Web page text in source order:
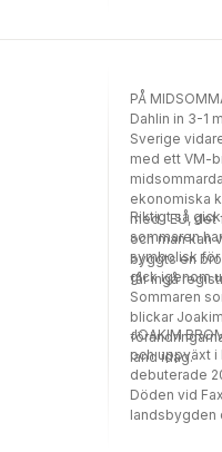
ideologiskt
PÅ
Dahlin in 3-1
Sverige
med ett VM-
ekonomiska
med i EU,
och man kan
byggts en
får ingå
Riktigt så
sommaren
symbolisk
gick igenom
Sommaren
blickar
land idag.
JOAKIM
och uppväxt i
debuterade
Döden vid
landsbygden